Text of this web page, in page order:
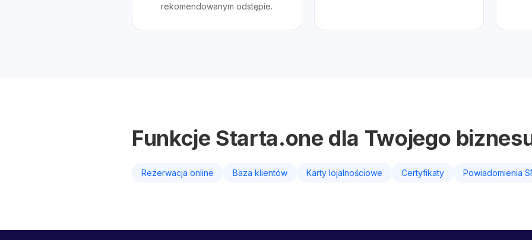
rekomendowanym odstępie.
Funkcje Starta.one dla Twojego
Rezerwacja online Baza klientów Karty lojalnościowe Certyfikaty Powiadomienia